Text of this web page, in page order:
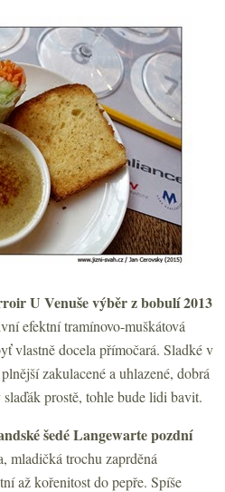
U Venuše výběr z bobulí 2013
efektní tramínovo-muškátová
vlastně docela přímočará. Sladké v
zakulacené a uhlazené, dobrá
prostě, tohle bude lidi bavit.
šedé Langewarte pozdní
mladičká trochu zaprděná
až kořenitost do pepře. Spíše